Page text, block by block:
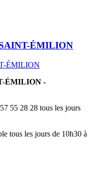
ÉMILION
ÉMILION -
55 28 28 tous les jours
tous les jours de 10h30 à